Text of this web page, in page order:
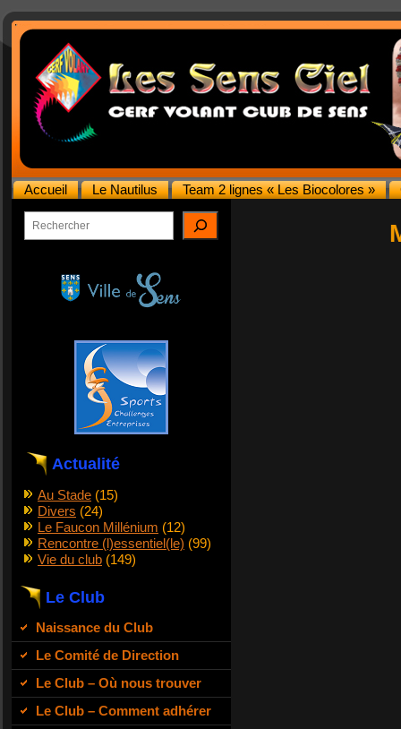
Accueil Le Nautilus Team 2 lignes « Les Biocolores »
Rechercher
Actualité
Au Stade (15)
Divers (24)
Le Faucon Millénium (12)
Rencontre (l)essentiel(le) (99)
Vie du club (149)
Le Club
Naissance du Club
Le Comité de Direction
Le Club – Où nous trouver
Le Club – Comment adhérer